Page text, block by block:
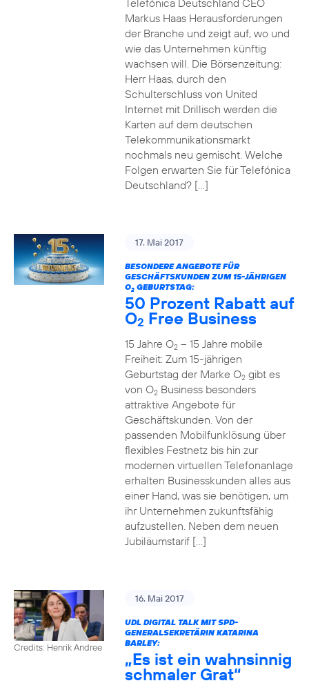
Telefónica Deutschland CEO
Markus Haas Herausforderungen
der Branche und zeigt auf, wo und
wie das Unternehmen künftig
wachsen will. Die Börsenzeitung:
Herr Haas, durch den
Schulterschluss von United
Internet mit Drillisch werden die
Karten auf dem deutschen
Telekommunikationsmarkt
nochmals neu gemischt. Welche
Folgen erwarten Sie für Telefónica
Deutschland? […]
17. Mai 2017
BESONDERE ANGEBOTE FÜR
GESCHÄFTSKUNDEN ZUM 15-JÄHRIGEN
O2GEBURTSTAG:
50 Prozent Rabatt auf
O2 Free Business
15 Jahre O2– 15 Jahre mobile
Freiheit: Zum 15-jährigen
Geburtstag der Marke O2gibt es
von O2Business besonders
attraktive Angebote für
Geschäftskunden. Von der
passenden Mobilfunklösung über
flexibles Festnetz bis hin zur
modernen virtuellen Telefonanlage
erhalten Businesskunden alles aus
einer Hand, was sie benötigen, um
ihr Unternehmen zukunftsfähig
aufzustellen. Neben dem neuen
Jubiläumstarif […]
Credits: Henrik Andree
16. Mai 2017
UDL DIGITAL TALK MIT SPD-
GENERALSEKRETÄRIN KATARINA
BARLEY:
„Es ist ein wahnsinnig
schmaler Grat“